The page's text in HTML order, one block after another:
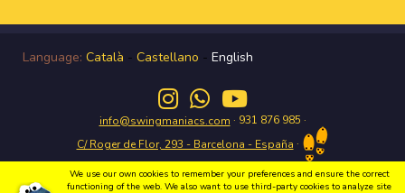
Language: Català - Castellano - English
info@swingmaniacs.com · 931 876 985 ·
C/ Roger de Flor, 293 - Barcelona - España ·
We use our own cookies to remember your preferences and ensure the correct
functioning of the web. We also want to use third-party cookies to analyze site